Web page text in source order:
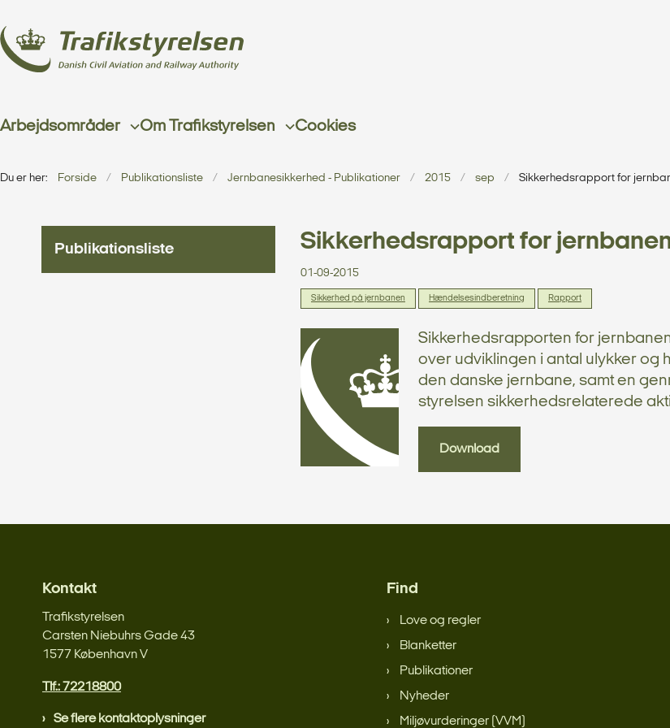
Arbejdsområder Om Trafikstyrelsen Cookies
Du er her: Forside Publikationsliste Jernbanesikkerhed - Publikationer 2015 sep Sikkerhedsrapport for
Publikationsliste Sikkerhedsrapport for
01-09-2015
Sikkerhed på jernbanen Hændelsesindberetning Rapport
Sikkerhedsrapporten for
over udviklingen i antal ulykker og
den danske jernbane, samt en
styrelsen sikkerhedsrelaterede
Download
Kontakt
Trafikstyrelsen
Carsten Niebuhrs Gade 43
1577 København V
Tlf.: 72218800
Se flere kontaktoplysninger
Find
Love og regler
Blanketter
Publikationer
Nyheder
Miljøvurderinger (VVM)